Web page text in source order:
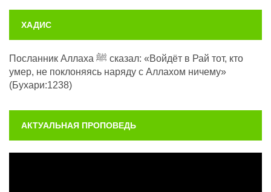
ХАДИС
Посланник Аллаха ﷺ сказал: «Войдёт в Рай тот, кто
умер, не поклоняясь наряду с Аллахом ничему»
(Бухари:1238)
АКТУАЛЬНАЯ ПРОПОВЕДЬ